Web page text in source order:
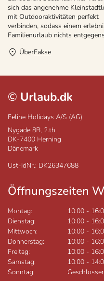
sich das angenehme
mit Outdooraktivitäten perfekt
verbinden, sodass einem
Familienurlaub nichts
ÜberFakse
© Urlaub.dk
Feline Holidays A/S (AG)
Nygade 8B, 2.th
DK-7400 Herning
Dänemark
Ust-IdNr.: DK26347688
Öffnungszeiten
Montag: 10:00 -
Dienstag:
10:00 -
Mittwoch:
10:00 -
Donnerstag:
10:00 -
Freitag:
10:00 -
Samstag:
10:00 -
Sonntag: